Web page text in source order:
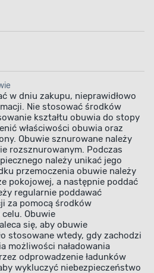
w dniu zakupu, nieprawidłowo
Nie stosować środków
kształtu obuwia do stopy
właściwości obuwia oraz
Obuwie sznurowane należy
rozsznurowanym. Podczas
należy unikać jego
przemoczenia obuwie należy
pokojowej, a następnie poddać
regularnie poddawać
za pomocą środków
Obuwie
się, aby obuwie
stosowane wtedy, gdy zachodzi
możliwości naładowania
odprowadzenie ładunków
wykluczyć niebezpieczeństwo